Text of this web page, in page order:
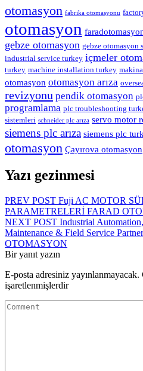
otomasyon fabrika otomasyonu
otomasyon
gebze otomasyon gebze otomasyon
industrial service turkey içmeler
turkey machine installation turkey
otomasyon otomasyon arıza
revizyonu pendik otomasyon
programlama plc troubleshooting
sistemleri schneider plc arıza servo motor
siemens plc arıza siemens plc
otomasyon Çayırova otomasyon
Yazı gezinmesi
PREV POST Fuji AC MOTOR
PARAMETRELERİ FARAD
NEXT POST Industrial
Maintenance & Field Service
OTOMASYON
Bir yanıt yazın
E-posta adresiniz yayınlanmayacak.
işaretlenmişlerdir